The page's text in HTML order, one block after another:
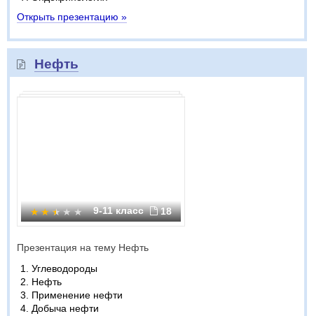
Открыть презентацию »
Нефть
9-11 класс 18
Презентация на тему Нефть
Углеводороды
Нефть
Применение нефти
Добыча нефти